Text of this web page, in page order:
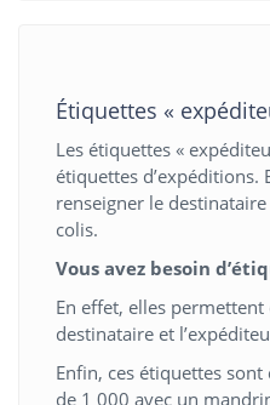
Étiquettes «
Les étiquettes «
étiquettes d’expéditions.
renseigner le
colis.
Vous avez besoin
En effet, elles
destinataire et
Enfin, ces étiquettes
de 1 000 avec un